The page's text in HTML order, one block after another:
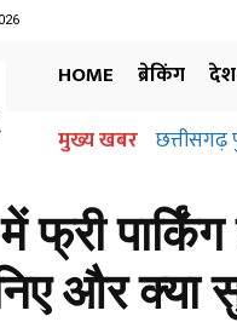
HOME ब्रेकिंग
मुख्य खबर छत्तीसगढ़
में फ्री
और क्या